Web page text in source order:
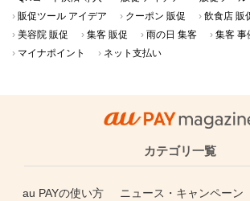
販促ツール アイデア
クーポン 販促 飲食店 販
美容院 販促
集客 販促 雨の日 集客 集客 事
マイナポイント
ネット支払い
カテゴリ一覧
au PAYの使い方 ニュース・キャンペーン